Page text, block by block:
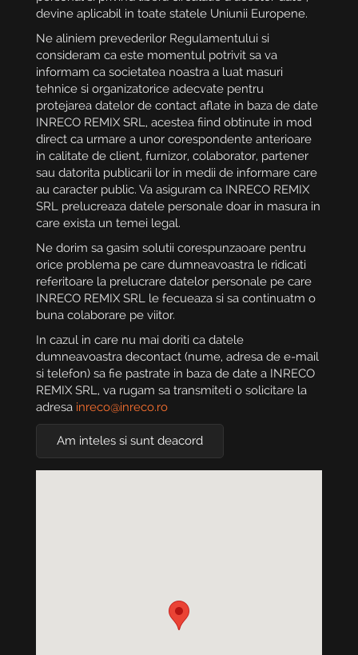
devine aplicabil in toate statele Uniunii Europene.
Ne aliniem prevederilor Regulamentului si
consideram ca este momentul potrivit sa va
informam ca societatea noastra a luat masuri
tehnice si organizatorice adecvate pentru
protejarea datelor de contact aflate in baza de date
INRECO REMIX SRL, acestea fiind obtinute in mod
direct ca urmare a unor corespondente anterioare
in calitate de client, furnizor, colaborator, partener
sau datorita publicarii lor in medii de informare care
au caracter public. Va asiguram ca INRECO REMIX
SRL prelucreaza datele personale doar in masura in
care exista un temei legal.
Ne dorim sa gasim solutii corespunzaoare pentru
orice problema pe care dumneavoastra le ridicati
referitoare la prelucrare datelor personale pe care
INRECO REMIX SRL le fecueaza si sa continuatm o
buna colaborare pe viitor.
In cazul in care nu mai doriti ca datele
dumneavoastra decontact (nume, adresa de e-mail
si telefon) sa fie pastrate in baza de date a INRECO
REMIX SRL, va rugam sa transmiteti o solicitare la
adresa inreco@inreco.ro
Am inteles si sunt deacord